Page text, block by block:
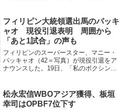
試合は王者ホルヘ・リナレス（帝拳＝ベ
ネズ...
フィリピン大統領選出馬のパッキ
ャオ 現役引退表明 周囲から
「あと1試合」の声も
フィリピンのスーパースター、マニー・
パッキャオ（42＝写真）が現役引退をア
ナウンスした。19日、「私のボクシン
十分だと言っていた。長年リングに立っ
たのはこのスポーツにか...
松永宏信WBOアジア獲得、板垣
幸司はOPBF7位下す